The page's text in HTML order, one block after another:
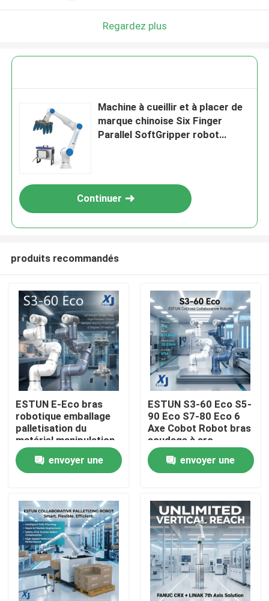
À la maison
Produits
Vidéos
Regardez plus
Machine à cueillir et à placer de
marque chinoise Six Finger
Parallel SoftGripper robot
Continuer
produits recommandés
ESTUN E-Eco bras
robotique emballage
palletisation du
matériel manipulation
robot collaboratif
avec OnRobot Grriper
envoyer une
ESTUN S3-60 Eco S5-
90 Eco S7-80 Eco 6
Axe Cobot Robot bras
soudage à arc
collaboratif robot
CNGBS positionneur
de soudage
envoyer une